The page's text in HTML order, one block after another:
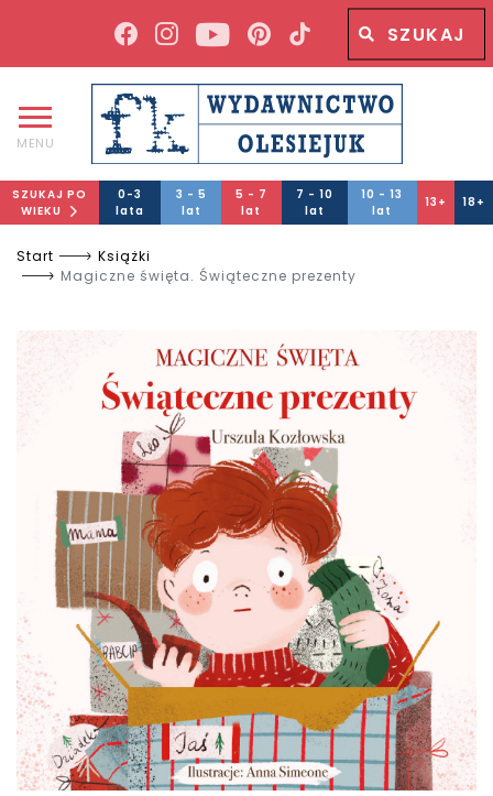
Wyszukiwana fraza
MENU
SZUKAJ PO
WIEKU
0-3
lata
3 - 5
lat
5 - 7
lat
7 - 10
lat
10 - 13
lat
13+ 18+
Start
Książki
Magiczne święta. Świąteczne prezenty